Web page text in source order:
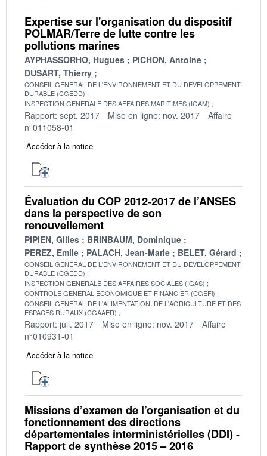
Expertise sur l'organisation du dispositif
POLMAR/Terre de lutte contre les
pollutions marines
AYPHASSORHO, Hugues
PICHON, Antoine
DUSART, Thierry
CONSEIL GENERAL DE L'ENVIRONNEMENT ET DU DEVELOPPEMENT
DURABLE (CGEDD)
INSPECTION GENERALE DES AFFAIRES MARITIMES (IGAM)
Rapport: sept. 2017 Mise en ligne: nov. 2017
Affaire
n°011058-01
Accéder à la notice
Évaluation du COP 2012-2017 de l’ANSES
dans la perspective de son
renouvellement
PIPIEN, Gilles
BRINBAUM, Dominique
PEREZ, Emile
PALACH, Jean-Marie BELET, Gérard
CONSEIL GENERAL DE L'ENVIRONNEMENT ET DU DEVELOPPEMENT
DURABLE (CGEDD)
INSPECTION GENERALE DES AFFAIRES SOCIALES (IGAS)
CONTROLE GENERAL ECONOMIQUE ET FINANCIER (CGEFi)
CONSEIL GENERAL DE L'ALIMENTATION, DE L'AGRICULTURE ET DES
ESPACES RURAUX (CGAAER)
Rapport: juil. 2017 Mise en ligne: nov. 2017
Affaire
n°010931-01
Accéder à la notice
Missions d’examen de l’organisation et du
fonctionnement des directions
départementales interministérielles (DDI) -
Rapport de synthèse 2015 – 2016